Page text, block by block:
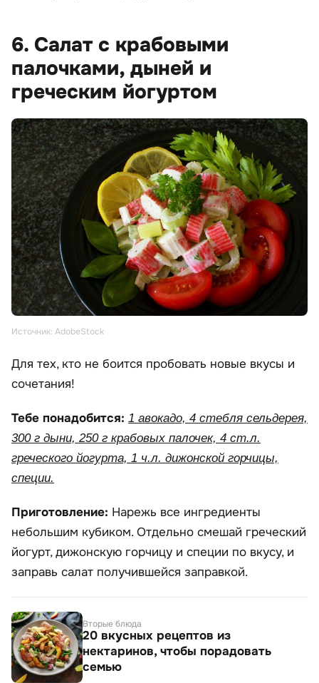
6. Салат с крабовыми
палочками, дыней и
греческим йогуртом
Источник: AdobeStock
Для тех, кто не боится пробовать новые вкусы и
сочетания!
Тебе понадобится: 1 авокадо, 4 стебля сельдерея,
300 г дыни, 250 г крабовых палочек, 4 ст.л.
греческого йогурта, 1 ч.л. дижонской горчицы,
специи.
Приготовление: Нарежь все ингредиенты
небольшим кубиком. Отдельно смешай греческий
йогурт, дижонскую горчицу и специи по вкусу, и
заправь салат получившейся заправкой.
Вторые блюда
20 вкусных рецептов из
нектаринов, чтобы порадовать
семью